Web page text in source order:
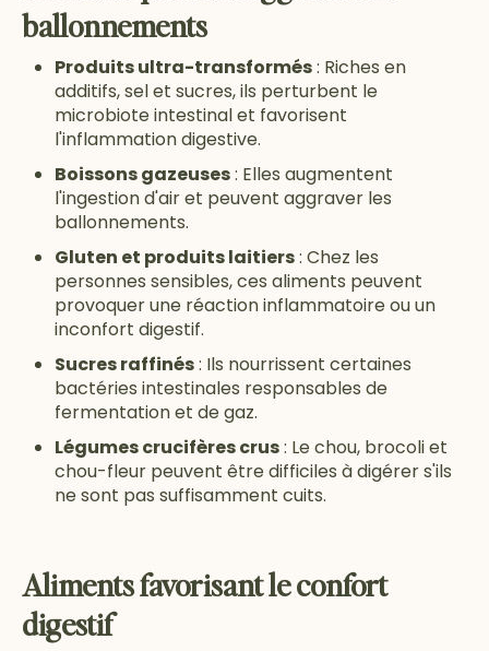
ballonnements
Produits ultra-transformés: Riches en
additifs, sel et sucres, ils perturbent le
microbiote intestinal et favorisent
l'inflammation digestive.
Boissons gazeuses: Elles augmentent
l'ingestion d'air et peuvent aggraver les
ballonnements.
Gluten et produits laitiers: Chez les
personnes sensibles, ces aliments peuvent
provoquer une réaction inflammatoire ou un
inconfort digestif.
Sucres raffinés: Ils nourrissent certaines
bactéries intestinales responsables de
fermentation et de gaz.
Légumes crucifères crus: Le chou, brocoli et
chou-fleur peuvent être difficiles à digérer s'ils
ne sont pas suffisamment cuits.
Aliments favorisant le confort
digestif